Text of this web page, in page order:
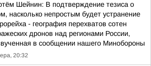
Шейнин: В подтверждение тезиса о
насколько непростым будет устранение
- география перехватов сотен
дронов над регионами России,
в сообщении нашего Минобороны
20:32